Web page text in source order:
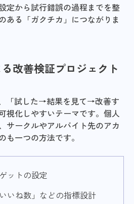
定から試行錯誤の過程までを整
ある「ガクチカ」につながりま
改善検証プロジェクト
「試した→結果を見て→改善す
視化しやすいテーマです。個人
サークルやアルバイト先のアカ
も一つの方法です。
ットの設定
いね数」などの指標設計